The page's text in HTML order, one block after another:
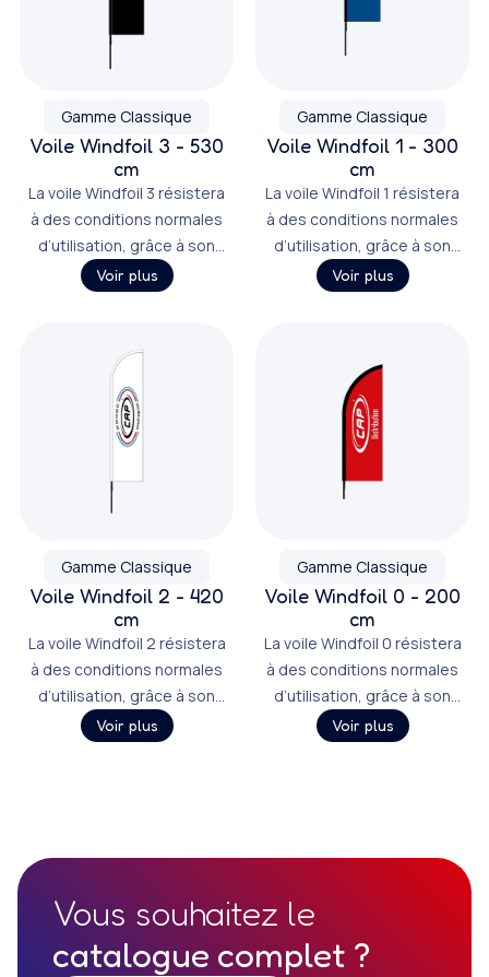
Gamme Classique
Voile Windfoil 3 - 530
cm
La voile Windfoil 3 résistera
à des conditions normales
d’utilisation, grâce à son
mât emboîtable, qui la rend
également facile à monter,
stocker.
Voir plus
Gamme Classique
Voile Windfoil 1 - 300
cm
La voile Windfoil 1 résistera
à des conditions normales
d’utilisation, grâce à son
mât emboîtable, qui la rend
également facile à monter,
Voir plus
Gamme Classique
Voile Windfoil 2 - 420
cm
La voile Windfoil 2 résistera
à des conditions normales
d’utilisation, grâce à son
mât emboîtable, qui la rend
également facile à monter,
Voir plus
Gamme Classique
Voile Windfoil 0 - 200
cm
La voile Windfoil 0 résistera
à des conditions normales
d’utilisation, grâce à son
mât emboîtable, qui la rend
également facile à monter,
Voir plus
Vous souhaitez le
catalogue complet ?